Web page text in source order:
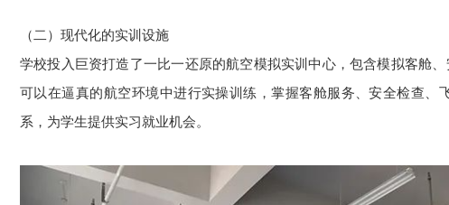
（二）现代化的实训设施
学校投入巨资打造了一比一还原的航空模拟实训中心，包含模拟客舱
可以在逼真的航空环境中进行实操训练，掌握客舱服务、安全检查
系，为学生提供实习就业机会。